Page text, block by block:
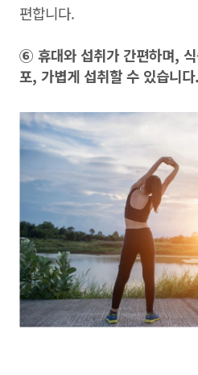
편합니다.
⑥ 휴대와 섭취가 간편하며,
포, 가볍게 섭취할 수 있습니다.